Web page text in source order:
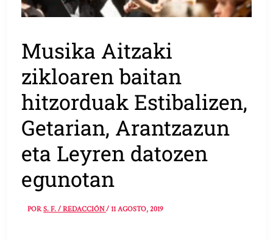
Musika Aitzaki
zikloaren baitan
hitzorduak Estibalizen,
Getarian, Arantzazun
eta Leyren datozen
egunotan
PORS. F. / REDACCIÓN/11 AGOSTO, 2019